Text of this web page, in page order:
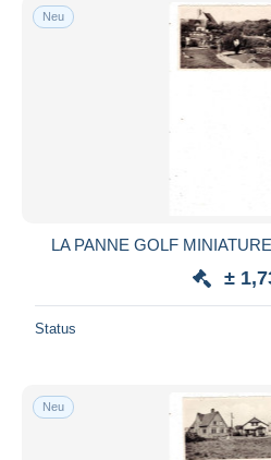
Neu
LA PANNE GOLF
±
Status
Neu